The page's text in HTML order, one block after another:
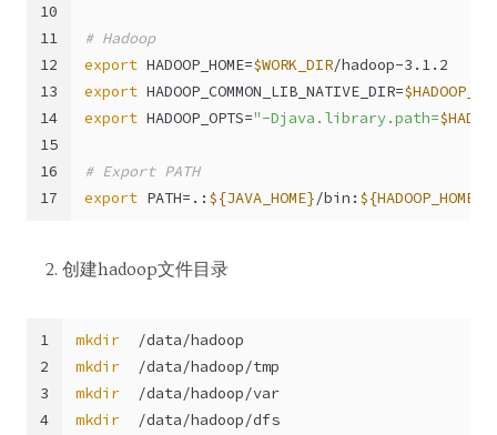
10
11
12
13
14
15
16
17
# Hadoop
export HADOOP_HOME=$WORK_DIR/hadoop-3.1.2
export HADOOP_COMMON_LIB_NATIVE_DIR=
export HADOOP_OPTS="-Djava.library.path=
# Export PATH
export PATH=.: ${JAVA_HOME}/bin: ${HADOOP_HOME}
创建hadoop文件目录
1
2
3
4
mkdir
  /data/hadoop
mkdir
  /data/hadoop/tmp
mkdir
  /data/hadoop/var
mkdir
  /data/hadoop/dfs